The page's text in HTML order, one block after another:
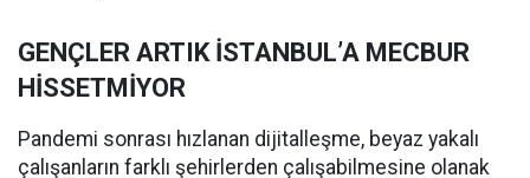
GENÇLER ARTIK İSTANBUL’A MECBUR
HİSSETMİYOR
Pandemi sonrası hızlanan dijitalleşme, beyaz yakalı
çalışanların farklı şehirlerden çalışabilmesine olanak